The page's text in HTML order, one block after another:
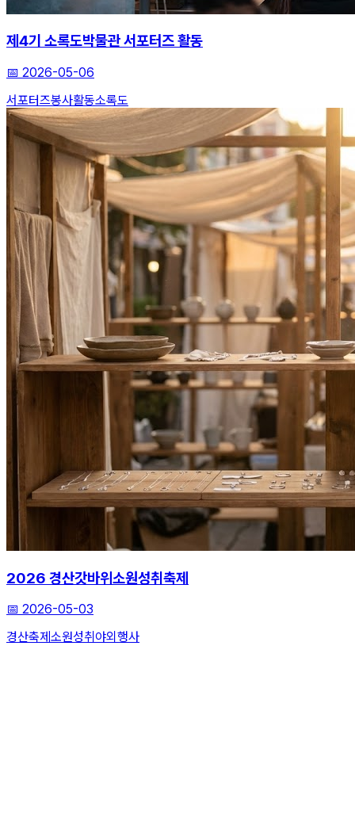
제4기 소록도박물관 서포터즈 활동
📅 2026-05-06
서포터즈봉사활동소록도
2026 경산갓바위소원성취축제
📅 2026-05-03
경산축제 소원성취 야외행사